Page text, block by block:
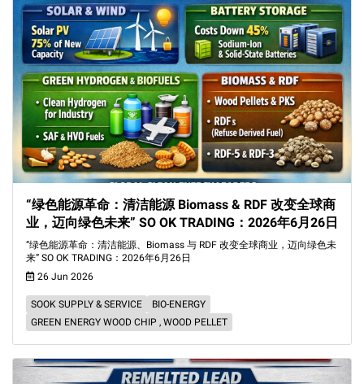
“绿色能源革命：清洁能源 Biomass & RDF 改变全球商
业，迈向绿色未来” SO OK TRADING：2026年6月26日
“绿色能源革命：清洁能源、Biomass 与 RDF 改变全球商业，迈向绿色未
来” SO OK TRADING：2026年6月26日
26 Jun 2026
SOOK SUPPLY & SERVICE
BIO-ENERGY
GREEN ENERGY WOOD CHIP , WOOD PELLET